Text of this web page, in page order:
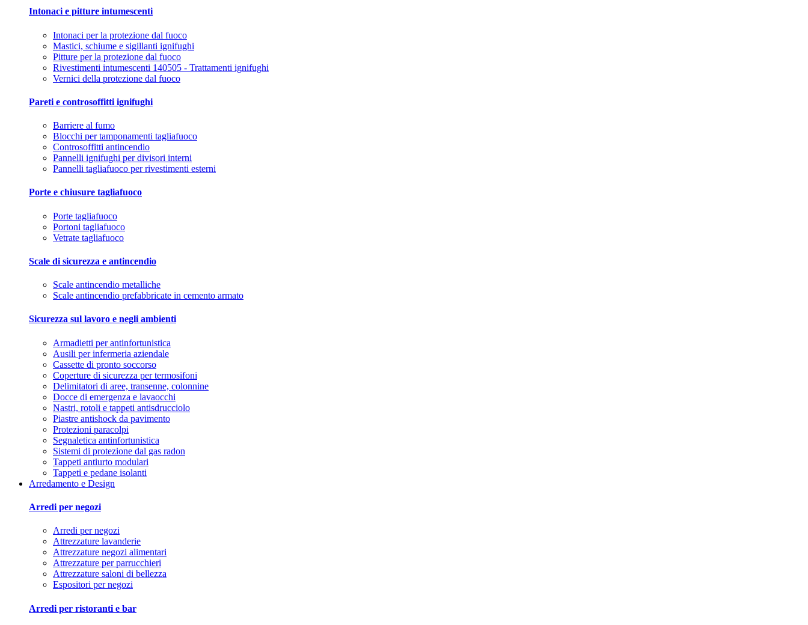
Intonaci e pitture intumescenti
Intonaci per la protezione dal fuoco
Mastici, schiume e sigillanti ignifughi
Pitture per la protezione dal fuoco
Rivestimenti intumescenti 140505 - Trattamenti ignifughi
Vernici della protezione dal fuoco
Pareti e controsoffitti ignifughi
Barriere al fumo
Blocchi per tamponamenti tagliafuoco
Controsoffitti antincendio
Pannelli ignifughi per divisori interni
Pannelli tagliafuoco per rivestimenti esterni
Porte e chiusure tagliafuoco
Porte tagliafuoco
Portoni tagliafuoco
Vetrate tagliafuoco
Scale di sicurezza e antincendio
Scale antincendio metalliche
Scale antincendio prefabbricate in cemento armato
Sicurezza sul lavoro e negli ambienti
Armadietti per antinfortunistica
Ausili per infermeria aziendale
Cassette di pronto soccorso
Coperture di sicurezza per termosifoni
Delimitatori di aree, transenne, colonnine
Docce di emergenza e lavaocchi
Nastri, rotoli e tappeti antisdrucciolo
Piastre antishock da pavimento
Protezioni paracolpi
Segnaletica antinfortunistica
Sistemi di protezione dal gas radon
Tappeti antiurto modulari
Tappeti e pedane isolanti
Arredamento e Design
Arredi per negozi
Arredi per negozi
Attrezzature lavanderie
Attrezzature negozi alimentari
Attrezzature per parrucchieri
Attrezzature saloni di bellezza
Espositori per negozi
Arredi per ristoranti e bar